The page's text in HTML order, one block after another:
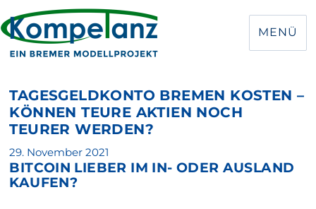
MENÜ
TAGESGELDKONTO BREMEN KOSTEN –
KÖNNEN TEURE AKTIEN NOCH
TEURER WERDEN?
Veröffentlicht
am
29. November 2021
BITCOIN LIEBER IM IN- ODER AUSLAND
KAUFEN?